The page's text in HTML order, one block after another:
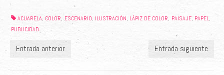
ACUARELA, COLOR, ESCENARIO, ILUSTRACIÓN, LÁPIZ DE COLOR, PAISAJE, PAPEL,
PUBLICIDAD
Entrada anterior Entrada siguiente